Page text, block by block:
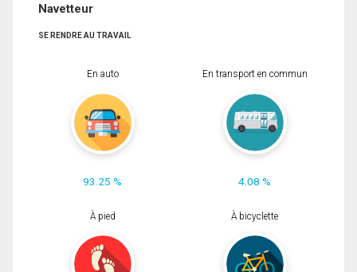
Navetteur
SE RENDRE AU TRAVAIL
En auto
93.25 %
En transport en commun
4.08 %
À pied À bicyclette